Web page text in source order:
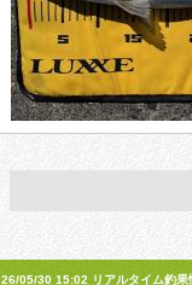
26/05/30 15:02 リアルタイム釣果